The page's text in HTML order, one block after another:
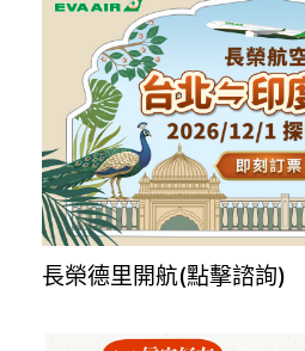
MSC全球船艙代訂，一對